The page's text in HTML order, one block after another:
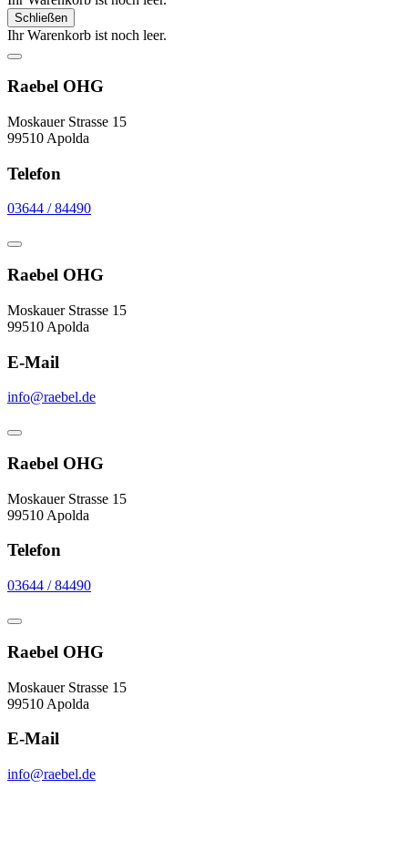
Schließen
Ihr Warenkorb ist noch leer.
Raebel OHG
Moskauer Strasse 15
99510 Apolda
Telefon
03644 / 84490
Raebel OHG
Moskauer Strasse 15
99510 Apolda
E-Mail
info@raebel.de
Raebel OHG
Moskauer Strasse 15
99510 Apolda
Telefon
03644 / 84490
Raebel OHG
Moskauer Strasse 15
99510 Apolda
E-Mail
info@raebel.de